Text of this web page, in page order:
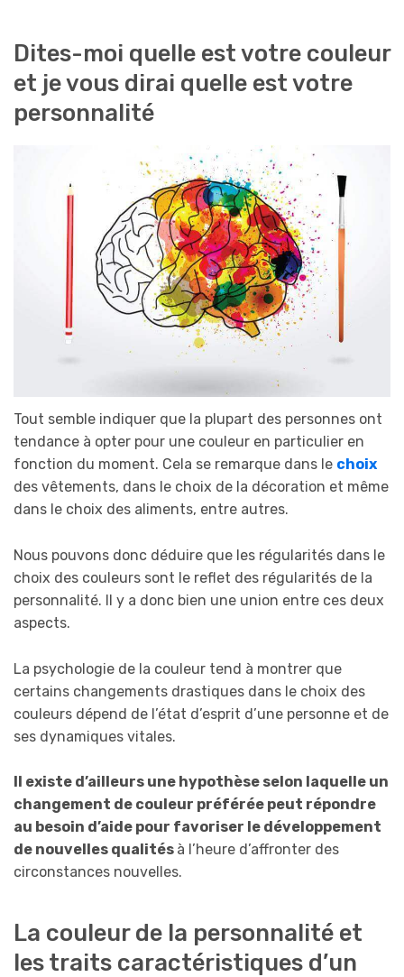
Dites-moi quelle est votre couleur
et je vous dirai quelle est votre
personnalité
Tout semble indiquer que la plupart des personnes ont
tendance à opter pour une couleur en particulier en
fonction du moment. Cela se remarque dans le choix
des vêtements, dans le choix de la décoration et même
dans le choix des aliments, entre autres.
Nous pouvons donc déduire que les régularités dans le
choix des couleurs sont le reflet des régularités de la
personnalité. Il y a donc bien une union entre ces deux
aspects.
La psychologie de la couleur tend à montrer que
certains changements drastiques dans le choix des
couleurs dépend de l’état d’esprit d’une personne et de
ses dynamiques vitales.
Il existe d’ailleurs une hypothèse selon laquelle un
changement de couleur préférée peut répondre
au besoin d’aide pour favoriser le développement
de nouvelles qualités à l’heure d’affronter des
circonstances nouvelles.
La couleur de la personnalité et
les traits caractéristiques d’un